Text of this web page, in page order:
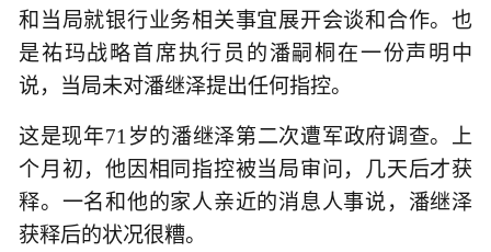
和当局就银行业务相关事宜展开会谈和合作。也
是祐玛战略首席执行员的潘嗣桐在一份声明中
说，当局未对潘继泽提出任何指控。
这是现年71岁的潘继泽第二次遭军政府调查。上
个月初，他因相同指控被当局审问，几天后才获
释。一名和他的家人亲近的消息人事说，潘继泽
获释后的状况很糟。